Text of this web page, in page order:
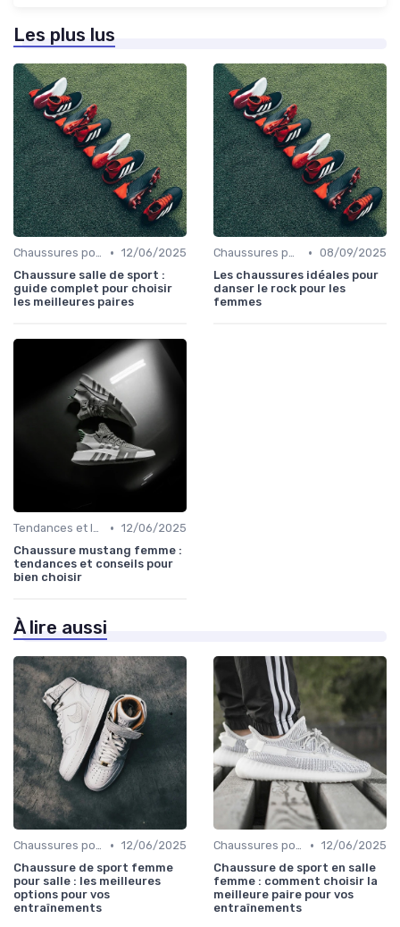
Les plus lus
Chaussures pour le Gym et le Fitness • 12/06/2025
Chaussure salle de sport :
guide complet pour choisir
les meilleures paires
Chaussures pour le Yoga et la Danse • 08/09/2025
Les chaussures idéales pour
danser le rock pour les
femmes
Tendances et Innovations • 12/06/2025
Chaussure mustang femme :
tendances et conseils pour
bien choisir
À lire aussi
Chaussures pour le Gym et le Fitness • 12/06/2025
Chaussure de sport femme
pour salle : les meilleures
options pour vos
entraînements
Chaussures pour le Gym et le Fitness • 12/06/2025
Chaussure de sport en salle
femme : comment choisir la
meilleure paire pour vos
entraînements